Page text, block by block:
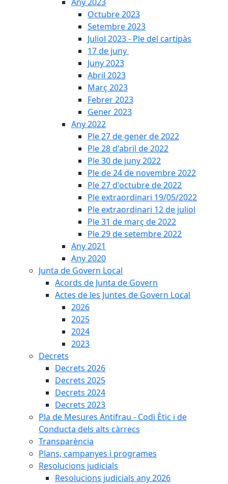
Octubre 2023
Setembre 2023
Juliol 2023 - Ple del cartipàs
17 de juny
Juny 2023
Abril 2023
Març 2023
Febrer 2023
Gener 2023
Any 2022
Ple 27 de gener de 2022
Ple 28 d'abril de 2022
Ple 30 de juny 2022
Ple de 24 de novembre 2022
Ple 27 d'octubre de 2022
Ple extraordinari 19/05/2022
Ple extraordinari 12 de juliol
Ple 31 de març de 2022
Ple 29 de setembre 2022
Any 2021
Any 2020
Junta de Govern Local
Acords de Junta de Govern
Actes de les Juntes de Govern Local
2026
2025
2024
2023
Decrets
Decrets 2026
Decrets 2025
Decrets 2024
Decrets 2023
Pla de Mesures Antifrau - Codi Ètic i de
Conducta dels alts càrrecs
Transparència
Plans, campanyes i programes
Resolucions judicials
Resolucions judicials any 2026